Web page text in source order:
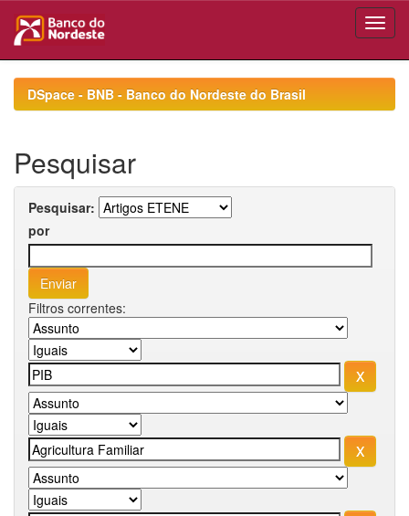
navigationDSpace - BNB - Banco do Nordeste do Brasil
Pesquisar
Pesquisar:
por
Filtros correntes: